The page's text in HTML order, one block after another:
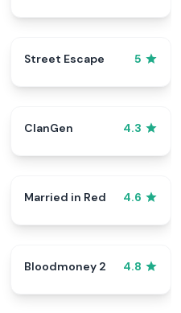
Street Escape 5
ClanGen 4.3
Married in Red 4.6
Bloodmoney 2 4.8